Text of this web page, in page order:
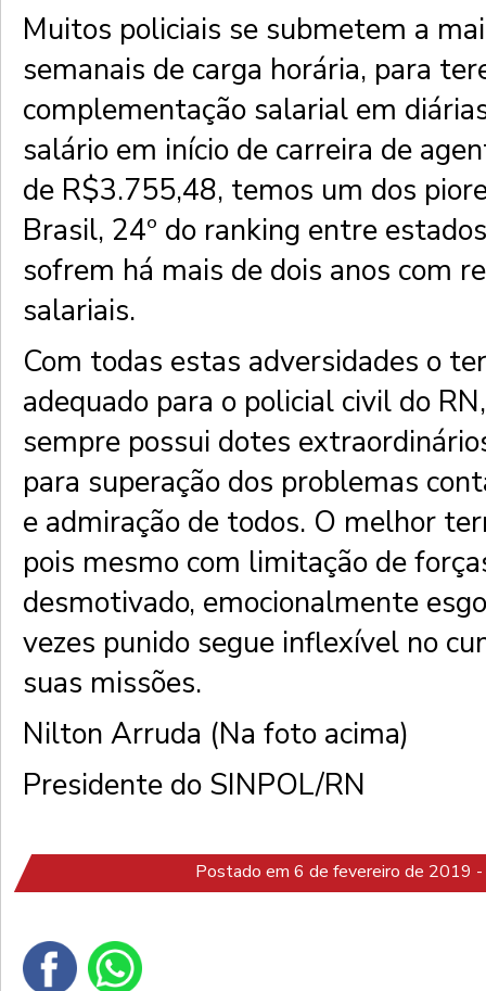
Muitos policiais se submetem a
semanais de carga horária, para
complementação salarial em
salário em início de carreira de
de R$3.755,48, temos um dos
Brasil, 24º do ranking entre
sofrem há mais de dois anos com
salariais.
Com todas estas adversidades o
adequado para o policial civil do
sempre possui dotes
para superação dos problemas
e admiração de todos. O melhor
pois mesmo com limitação de
desmotivado, emocionalmente
vezes punido segue inflexível no
suas missões.
Nilton Arruda (Na foto acima)
Presidente do SINPOL/RN
Postado em 6 de fevereiro de 2019